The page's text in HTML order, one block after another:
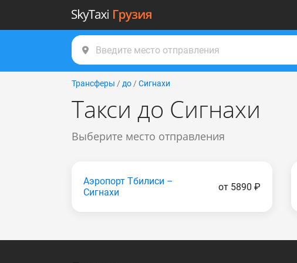
Трансферы / до / Сигнахи
Такси до Сигнахи
Выберите место отправления
Аэропорт Тбилиси –
Сигнахи
от 5890 ₽